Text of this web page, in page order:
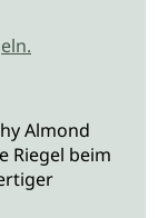
Almond
Riegel beim